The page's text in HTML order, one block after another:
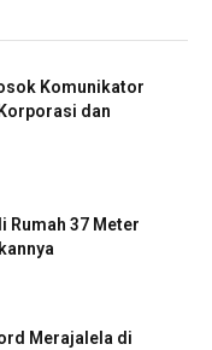
Komunikator
dan
37 Meter
Merajalela di